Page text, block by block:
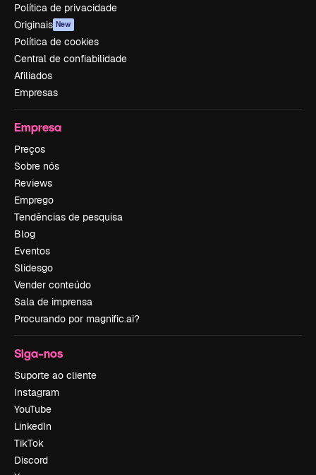
Política de privacidade
Originais New
Política de cookies
Central de confiabilidade
Afiliados
Empresas
Empresa
Preços
Sobre nós
Reviews
Emprego
Tendências de pesquisa
Blog
Eventos
Slidesgo
Vender conteúdo
Sala de imprensa
Procurando por magnific.ai?
Siga-nos
Suporte ao cliente
Instagram
YouTube
LinkedIn
TikTok
Discord